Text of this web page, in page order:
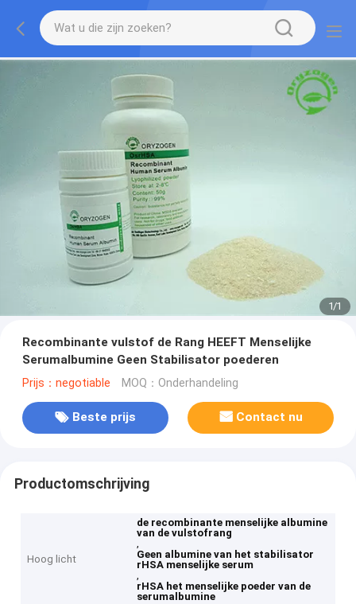
1/1
Recombinante vulstof de Rang HEEFT Menselijke
Serumalbumine Geen Stabilisator poederen
Prijs：negotiable MOQ：Onderhandeling
Beste prijs Contact nu
Productomschrijving
Hoog licht
de recombinante menselijke albumine
van de vulstofrang
,
Geen albumine van het stabilisator
rHSA menselijke serum
,
rHSA het menselijke poeder van de
serumalbumine